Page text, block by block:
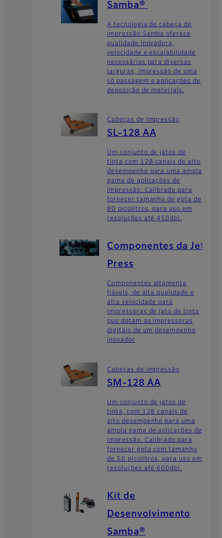
Samba®
A tecnologia de cabeça de
impressão Samba oferece
qualidade inovadora,
velocidade e escalabilidade
necessárias para diversas
larguras, impressão de uma
só passagem e aplicações de
deposição de materiais.
Cabeças de Impressão
SL-128 AA
Um conjunto de jatos de
tinta com 128 canais de alto
desempenho para uma ampla
gama de aplicações de
impressão. Calibrado para
fornecer tamanho de gota de
80 picolitros, para uso em
resoluções até 450dpi.
Componentes da Jet
Press
Componentes altamente
fiáveis, de alta qualidade e
alta velocidade para
impressoras de jato de tinta
que dotam as impressoras
digitais de um desempenho
inovador
Cabeças de impressão
SM-128 AA
Um conjunto de jatos de
tinta, com 128 canais de
alto desempenho para uma
ampla gama de aplicações de
impressão. Calibrado para
fornecer gota com tamanho
de 50 picolitros, para uso em
resoluções até 600dpi.
Kit de
Desenvolvimento
Samba®